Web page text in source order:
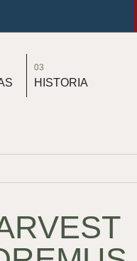
03
HISTORIA